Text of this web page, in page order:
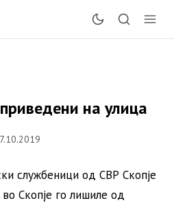
на улица
службеници од СВР Скопје
во Скопје го лишиле од